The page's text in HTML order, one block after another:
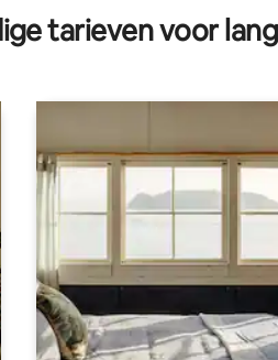
tarieven voor